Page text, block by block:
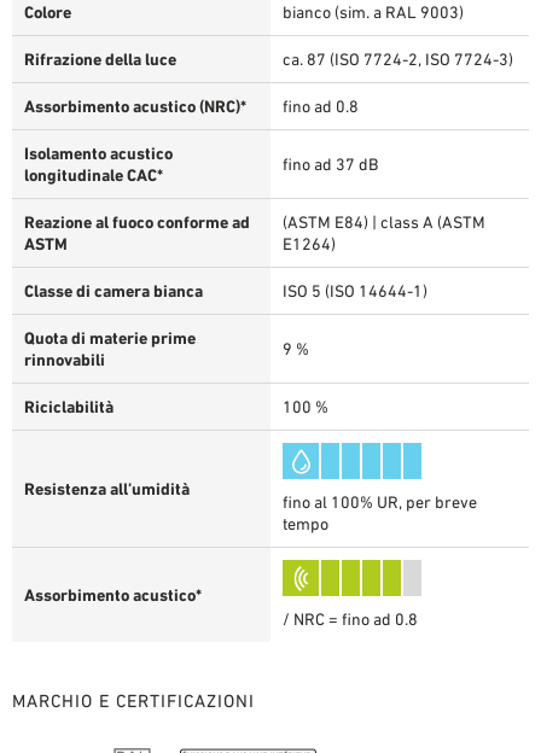
Colore bianco (sim. a RAL 9003)
Rifrazione della luce ca. 87 (ISO 7724-2, ISO 7724-3)
Assorbimento acustico (NRC)* fino ad 0.8
Isolamento acustico
longitudinale CAC*
fino ad 37 dB
Reazione al fuoco conforme ad
ASTM
(ASTM E84) | class A (ASTM
E1264)
Classe di camera bianca ISO 5 (ISO 14644-1)
Quota di materie prime
rinnovabili
9 %
Riciclabilità 100 %
Resistenza all’umidità
fino al 100% UR, per breve
tempo
Assorbimento acustico*
/ NRC = fino ad 0.8
MARCHIO E CERTIFICAZIONI